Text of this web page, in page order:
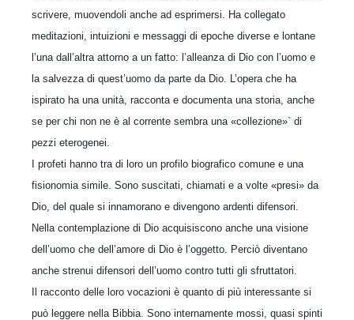
scrivere, muovendoli anche ad esprimersi. Ha collegato
meditazioni, intuizioni e messaggi di epoche diverse e lontane
l’una dall’altra attorno a un fatto: l’alleanza di Dio con l’uomo e
la salvezza di quest’uomo da parte da Dio. L’opera che ha
ispirato ha una unità, racconta e documenta una storia, anche
se per chi non ne è al corrente sembra una «collezione»` di
pezzi eterogenei.
I profeti hanno tra di loro un profilo biografico comune e una
fisionomia simile. Sono suscitati, chiamati e a volte «presi» da
Dio, del quale si innamorano e divengono ardenti difensori.
Nella contemplazione di Dio acquisiscono anche una visione
dell’uomo che dell’amore di Dio è l’oggetto. Perciò diventano
anche strenui difensori dell’uomo contro tutti gli sfruttatori.
Il racconto delle loro vocazioni è quanto di più interessante si
può leggere nella Bibbia. Sono internamente mossi, quasi spinti